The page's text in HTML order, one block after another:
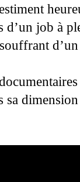
d’un job à